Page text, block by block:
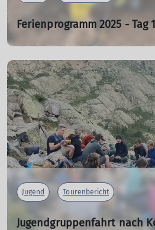
Ferienprogramm 2025 - Tag
Tipi-Bauen im Wald
mehr erfahren
Jugend Tourenbericht
Jugendgruppenfahrt nach